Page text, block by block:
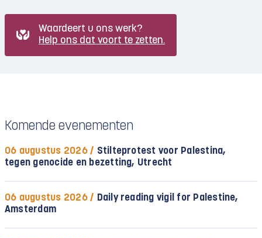
Waardeert u ons werk?
Help ons dat voort te zetten.
Komende evenementen
06 augustus 2026 / Stilteprotest voor Palestina,
tegen genocide en bezetting, Utrecht
06 augustus 2026 / Daily reading vigil for Palestine,
Amsterdam